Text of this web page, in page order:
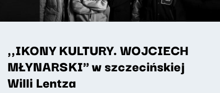
,,IKONY KULTURY. WOJCIECH
MŁYNARSKI" w szczecińskiej
Willi Lentza